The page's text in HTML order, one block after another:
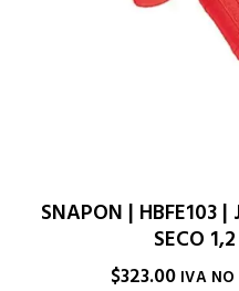
SNAPON | HBFE103 |
SECO
$323.00 IVA NO